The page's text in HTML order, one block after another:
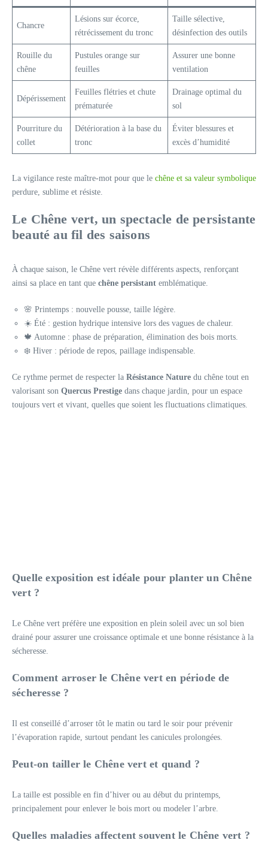
Chancre
Lésions sur écorce,
rétrécissement du tronc
Taille sélective,
désinfection des outils
Rouille du
chêne
Pustules orange sur
feuilles
Assurer une bonne
ventilation
Dépérissement
Feuilles flétries et chute
prématurée
Drainage optimal du
sol
Pourriture du
collet
Détérioration à la base du
tronc
Éviter blessures et
excès d’humidité
La vigilance reste maître-mot pour que le chêne et sa valeur symbolique
perdure, sublime et résiste.
Le Chêne vert, un spectacle de persistante
beauté au fil des saisons
À chaque saison, le Chêne vert révèle différents aspects, renforçant
ainsi sa place en tant que chêne persistant emblématique.
🌸 Printemps : nouvelle pousse, taille légère.
☀️ Été : gestion hydrique intensive lors des vagues de chaleur.
🍁 Automne : phase de préparation, élimination des bois morts.
❄️ Hiver : période de repos, paillage indispensable.
Ce rythme permet de respecter la Résistance Nature du chêne tout en
valorisant son Quercus Prestige dans chaque jardin, pour un espace
toujours vert et vivant, quelles que soient les fluctuations climatiques.
Quelle exposition est idéale pour planter un Chêne
vert ?
Le Chêne vert préfère une exposition en plein soleil avec un sol bien
drainé pour assurer une croissance optimale et une bonne résistance à la
sécheresse.
Comment arroser le Chêne vert en période de
sécheresse ?
Il est conseillé d’arroser tôt le matin ou tard le soir pour prévenir
l’évaporation rapide, surtout pendant les canicules prolongées.
Peut-on tailler le Chêne vert et quand ?
La taille est possible en fin d’hiver ou au début du printemps,
principalement pour enlever le bois mort ou modeler l’arbre.
Quelles maladies affectent souvent le Chêne vert ?